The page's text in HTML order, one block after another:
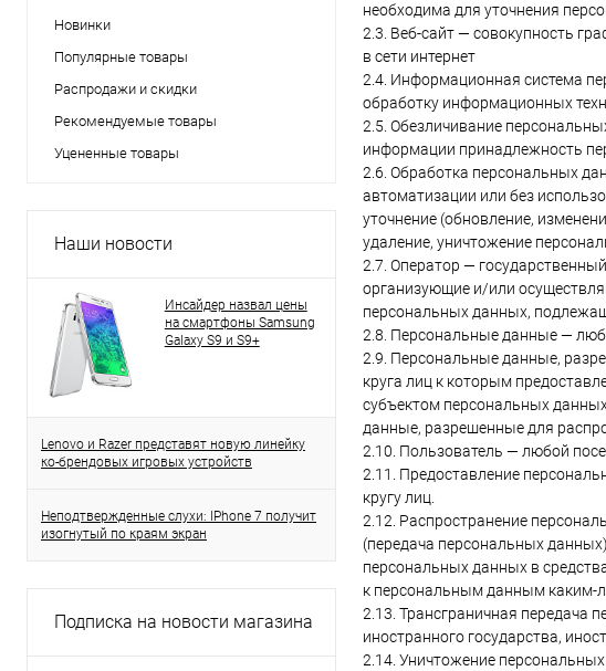
Новинки
Популярные товары
Распродажи и скидки
Рекомендуемые товары
Уцененные товары
Наши новости
Инсайдер назвал цены
на смартфоны Samsung
Galaxy S9 и S9+
Lenovo и Razer представят новую линейку
ко-брендовых игровых устройств
Неподтвержденные слухи: IPhone 7 получит
изогнутый по краям экран
Подписка на новости магазина
необходима для уточнения
2.3. Веб-сайт — совокупность
в сети интернет
2.4. Информационная система
обработку информационных
2.5. Обезличивание
информации принадлежность
2.6. Обработка персональных
автоматизации или без
уточнение (обновление,
удаление, уничтожение
2.7. Оператор —
организующие и/или
персональных данных,
2.8. Персональные данные —
2.9. Персональные данные,
круга лиц к которым
субъектом персональных
данные, разрешенные для
2.10. Пользователь — любой
2.11. Предоставление
кругу лиц.
2.12. Распространение
(передача персональных
персональных данных в
к персональным данным каким-
2.13. Трансграничная передача
иностранного государства,
2.14. Уничтожение